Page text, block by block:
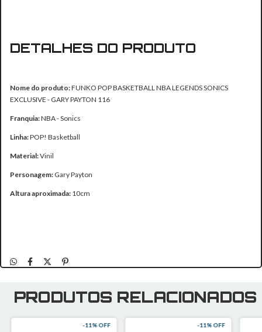
DETALHES DO PRODUTO
Nome do produto:FUNKO POP BASKETBALL NBA LEGENDS SONICS
EXCLUSIVE - GARY PAYTON 116
Franquia:NBA - Sonics
Linha:POP! Basketball
Material:Vinil
Personagem: Gary Payton
Altura aproximada: 10cm
PRODUTOS RELACIONADOS
-11% OFF -11% OFF